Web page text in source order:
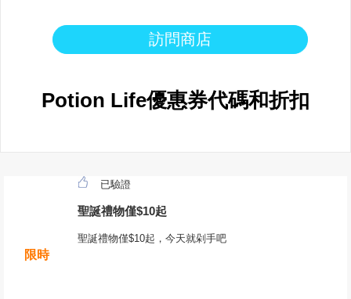
訪問商店
Potion Life優惠券代碼和折扣
限時
已驗證
聖誕禮物僅$10起
聖誕禮物僅$10起，今天就剁手吧